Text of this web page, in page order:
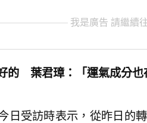
我是廣告 請繼續
的 葉君璋：「運氣成分也
日受訪時表示，從昨日的